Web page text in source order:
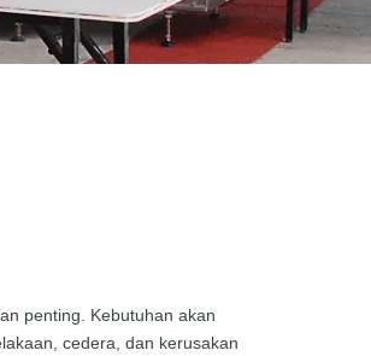
penting. Kebutuhan akan
cedera, dan kerusakan